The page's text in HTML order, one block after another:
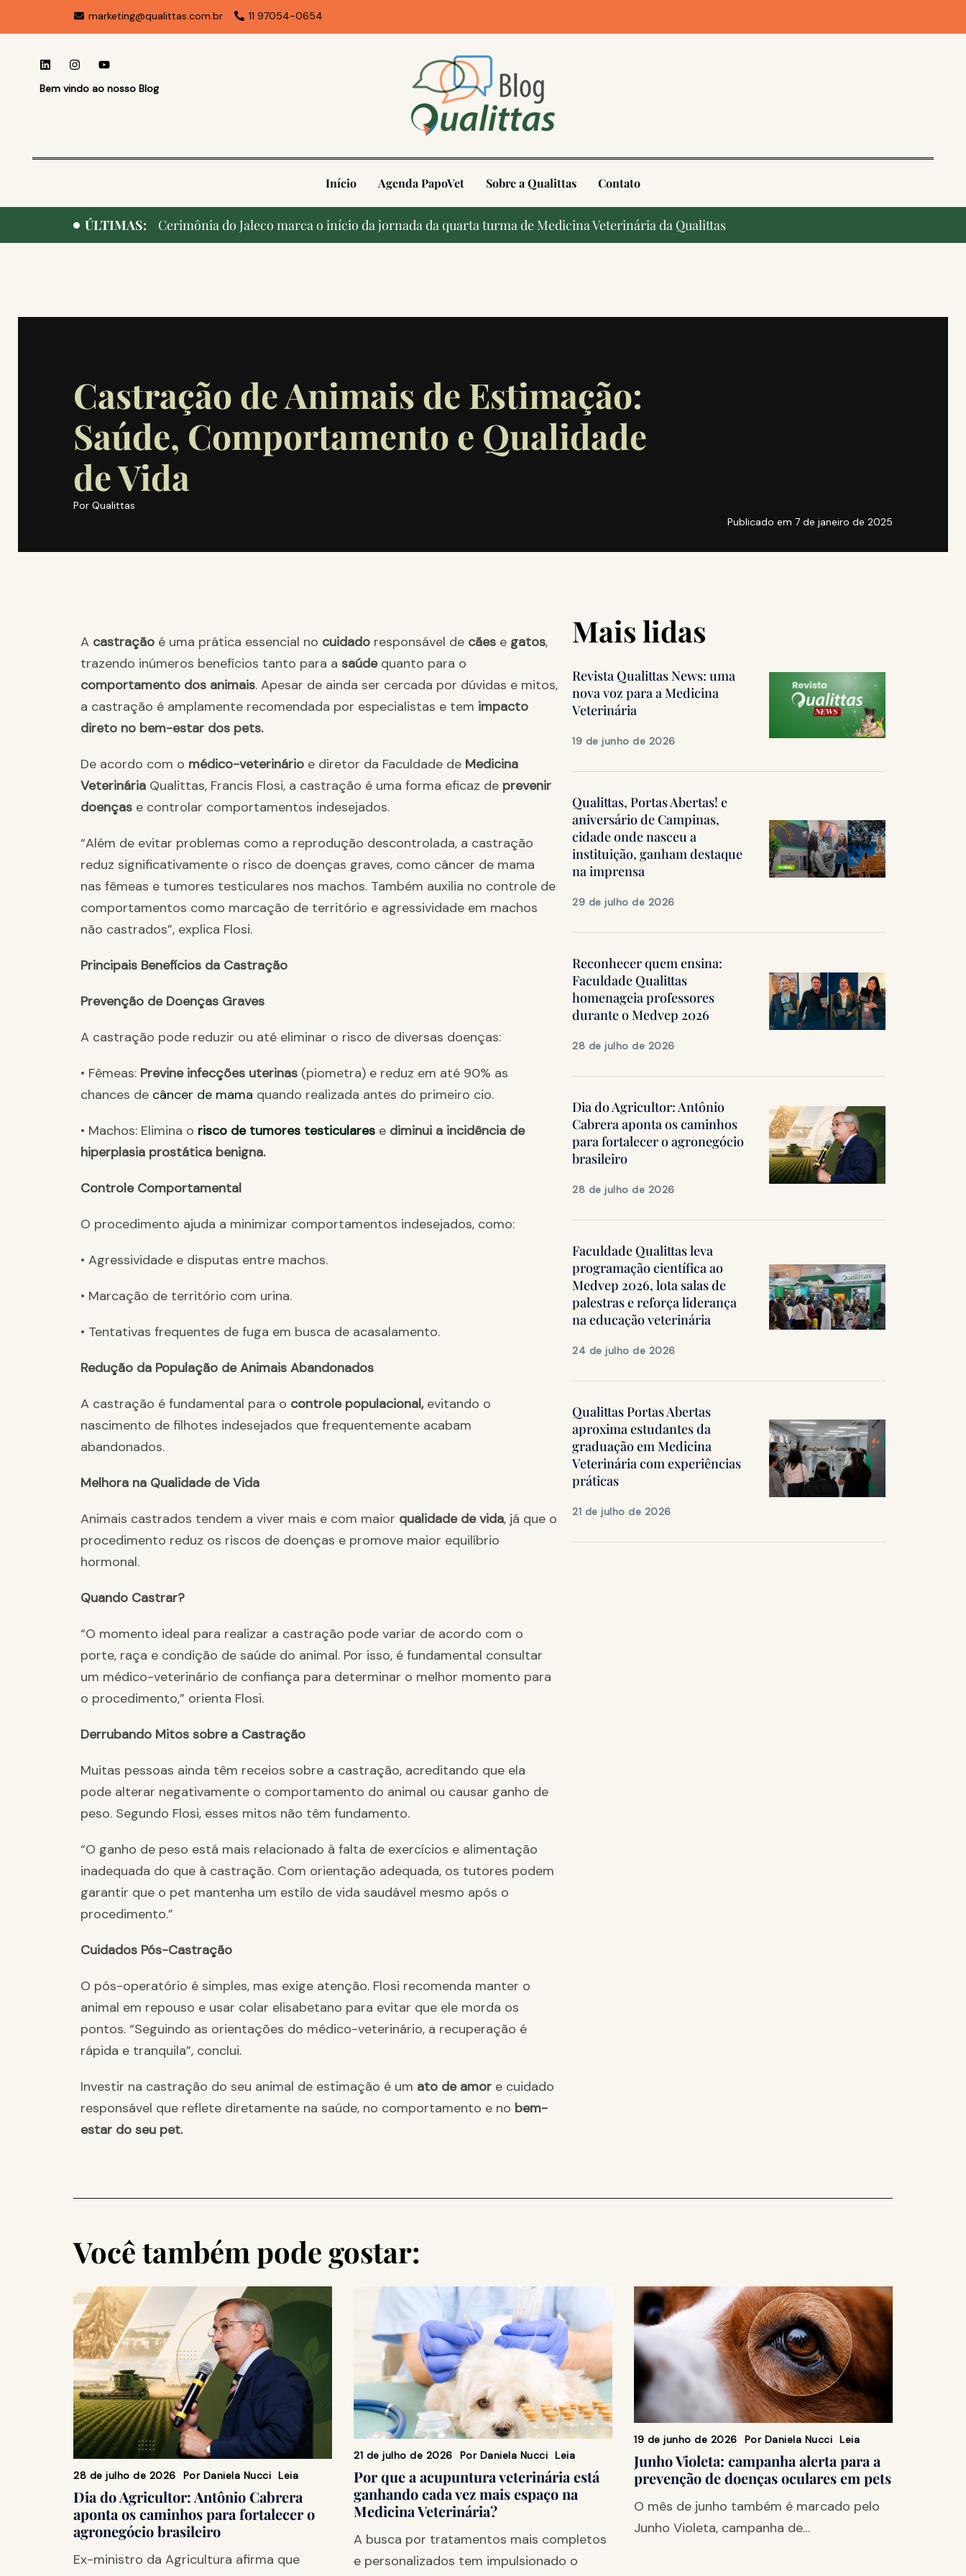
marketing@qualittas.com.br 11 97054-0654
Bem vindo ao nosso Blog
Início Agenda PapoVet Sobre a Qualittas Contato
ÚLTIMAS: Cerimônia do Jaleco marca o início da jornada da quarta turma de Medicina Veterinária da Qualittas
Castração de Animais de Estimação:
Saúde, Comportamento e Qualidade
de Vida
Por Qualittas
Publicado em 7 de janeiro de 2025
A castração é uma prática essencial no cuidado responsável de cães e gatos,
trazendo inúmeros benefícios tanto para a saúdequanto para o
comportamento dos animais. Apesar de ainda ser cercada por dúvidas e mitos,
a castração é amplamente recomendada por especialistas e tem impacto
direto no bem-estar dos pets.
De acordo com o médico-veterinário e diretor da Faculdade de Medicina
Veterinária Qualittas, Francis Flosi, a castração é uma forma eficaz de prevenir
doenças e controlar comportamentos indesejados.
“Além de evitar problemas como a reprodução descontrolada, a castração
reduz significativamente o risco de doenças graves, como câncer de mama
nas fêmeas e tumores testiculares nos machos. Também auxilia no controle de
comportamentos como marcação de território e agressividade em machos
não castrados”, explica Flosi.
Principais Benefícios da Castração
Prevenção de Doenças Graves
A castração pode reduzir ou até eliminar o risco de diversas doenças:
• Fêmeas: Previne infecções uterinas (piometra) e reduz em até 90% as
chances de câncer de mama quando realizada antes do primeiro cio.
• Machos: Elimina o risco de tumores testiculares e diminui a incidência de
hiperplasia prostática benigna.
Controle Comportamental
O procedimento ajuda a minimizar comportamentos indesejados, como:
• Agressividade e disputas entre machos.
• Marcação de território com urina.
• Tentativas frequentes de fuga em busca de acasalamento.
Redução da População de Animais Abandonados
A castração é fundamental para o controle populacional,evitando o
nascimento de filhotes indesejados que frequentemente acabam
abandonados.
Melhora na Qualidade de Vida
Animais castrados tendem a viver mais e com maior qualidade de vida, já que o
procedimento reduz os riscos de doenças e promove maior equilíbrio
hormonal.
Quando Castrar?
“O momento ideal para realizar a castração pode variar de acordo com o
porte, raça e condição de saúde do animal. Por isso, é fundamental consultar
um médico-veterinário de confiança para determinar o melhor momento para
o procedimento,” orienta Flosi.
Derrubando Mitos sobre a Castração
Muitas pessoas ainda têm receios sobre a castração, acreditando que ela
pode alterar negativamente o comportamento do animal ou causar ganho de
peso. Segundo Flosi, esses mitos não têm fundamento.
“O ganho de peso está mais relacionado à falta de exercícios e alimentação
inadequada do que à castração. Com orientação adequada, os tutores podem
garantir que o pet mantenha um estilo de vida saudável mesmo após o
procedimento.”
Cuidados Pós-Castração
O pós-operatório é simples, mas exige atenção. Flosi recomenda manter o
animal em repouso e usar colar elisabetano para evitar que ele morda os
pontos. “Seguindo as orientações do médico-veterinário, a recuperação é
rápida e tranquila”, conclui.
Investir na castração do seu animal de estimação é um ato de amor e cuidado
responsável que reflete diretamente na saúde, no comportamento e no bem-
estar do seu pet.
Mais lidas
Revista Qualittas News: uma
nova voz para a Medicina
Veterinária
19 de junho de 2026
Qualittas, Portas Abertas! e
aniversário de Campinas,
cidade onde nasceu a
instituição, ganham destaque
na imprensa
29 de julho de 2026
Reconhecer quem ensina:
Faculdade Qualittas
homenageia professores
durante o Medvep 2026
28 de julho de 2026
Dia do Agricultor: Antônio
Cabrera aponta os caminhos
para fortalecer o agronegócio
brasileiro
28 de julho de 2026
Faculdade Qualittas leva
programação científica ao
Medvep 2026, lota salas de
palestras e reforça liderança
na educação veterinária
24 de julho de 2026
Qualittas Portas Abertas
aproxima estudantes da
graduação em Medicina
Veterinária com experiências
práticas
21 de julho de 2026
Você também pode gostar:
28 de julho de 2026 Por Daniela Nucci Leia
Dia do Agricultor: Antônio Cabrera
aponta os caminhos para fortalecer o
agronegócio brasileiro
Ex-ministro da Agricultura afirma que
21 de julho de 2026 Por Daniela Nucci Leia
Por que a acupuntura veterinária está
ganhando cada vez mais espaço na
Medicina Veterinária?
A busca por tratamentos mais completos
e personalizados tem impulsionado o
19 de junho de 2026 Por Daniela Nucci Leia
Junho Violeta: campanha alerta para a
prevenção de doenças oculares em pets
O mês de junho também é marcado pelo
Junho Violeta, campanha de…